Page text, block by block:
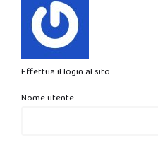
Effettua il login al sito.
Nome utente